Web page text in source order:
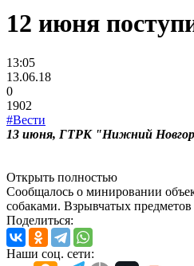
12 июня
13:05
13.06.18
0
1902
#Вести
13 июня, ГТРК "Нижний
Открыть полностью
Сообщалось о минировании
собаками. Взрывчатых
Поделиться:
Наши соц. сети: